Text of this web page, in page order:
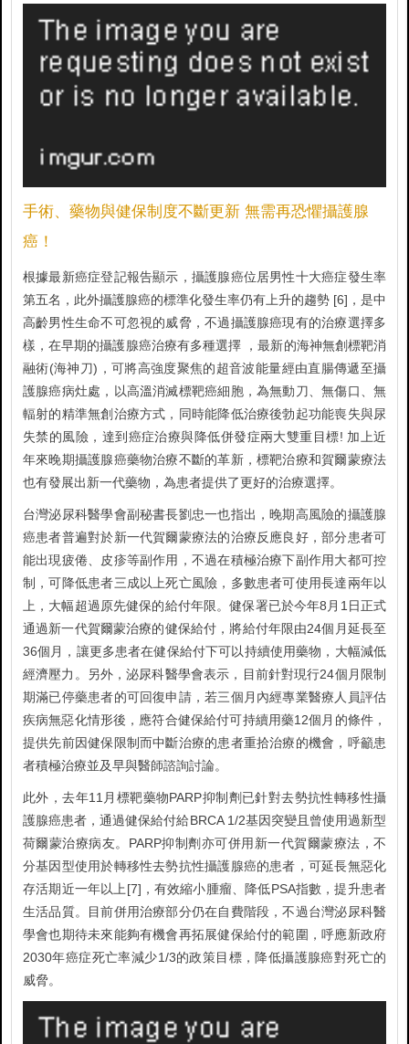
手術、藥物與健保制度不斷更新 無需再恐懼攝護腺
癌！
根據最新癌症登記報告顯示，攝護腺癌位居男性十大癌症發生率
第五名，此外攝護腺癌的標準化發生率仍有上升的趨勢 [6]，是中
高齡男性生命不可忽視的威脅，不過攝護腺癌現有的治療選擇多
樣，在早期的攝護腺癌治療有多種選擇 ，最新的海神無創標靶消
融術(海神刀)，可將高強度聚焦的超音波能量經由直腸傳遞至攝
護腺癌病灶處，以高溫消滅標靶癌細胞，為無動刀、無傷口、無
輻射的精準無創治療方式，同時能降低治療後勃起功能喪失與尿
失禁的風險，達到癌症治療與降低併發症兩大雙重目標! 加上近
年來晚期攝護腺癌藥物治療不斷的革新，標靶治療和賀爾蒙療法
也有發展出新一代藥物，為患者提供了更好的治療選擇。
台灣泌尿科醫學會副秘書長劉忠一也指出，晚期高風險的攝護腺
癌患者普遍對於新一代賀爾蒙療法的治療反應良好，部分患者可
能出現疲倦、皮疹等副作用，不過在積極治療下副作用大都可控
制，可降低患者三成以上死亡風險，多數患者可使用長達兩年以
上，大幅超過原先健保的給付年限。健保署已於今年8月1日正式
通過新一代賀爾蒙治療的健保給付，將給付年限由24個月延長至
36個月，讓更多患者在健保給付下可以持續使用藥物，大幅減低
經濟壓力。另外，泌尿科醫學會表示，目前針對現行24個月限制
期滿已停藥患者的可回復申請，若三個月內經專業醫療人員評估
疾病無惡化情形後，應符合健保給付可持續用藥12個月的條件，
提供先前因健保限制而中斷治療的患者重拾治療的機會，呼籲患
者積極治療並及早與醫師諮詢討論。
此外，去年11月標靶藥物PARP抑制劑已針對去勢抗性轉移性攝
護腺癌患者，通過健保給付給BRCA 1/2基因突變且曾使用過新型
荷爾蒙治療病友。PARP抑制劑亦可併用新一代賀爾蒙療法，不
分基因型使用於轉移性去勢抗性攝護腺癌的患者，可延長無惡化
存活期近一年以上[7]，有效縮小腫瘤、降低PSA指數，提升患者
生活品質。目前併用治療部分仍在自費階段，不過台灣泌尿科醫
學會也期待未來能夠有機會再拓展健保給付的範圍，呼應新政府
2030年癌症死亡率減少1/3的政策目標，降低攝護腺癌對死亡的
威脅。